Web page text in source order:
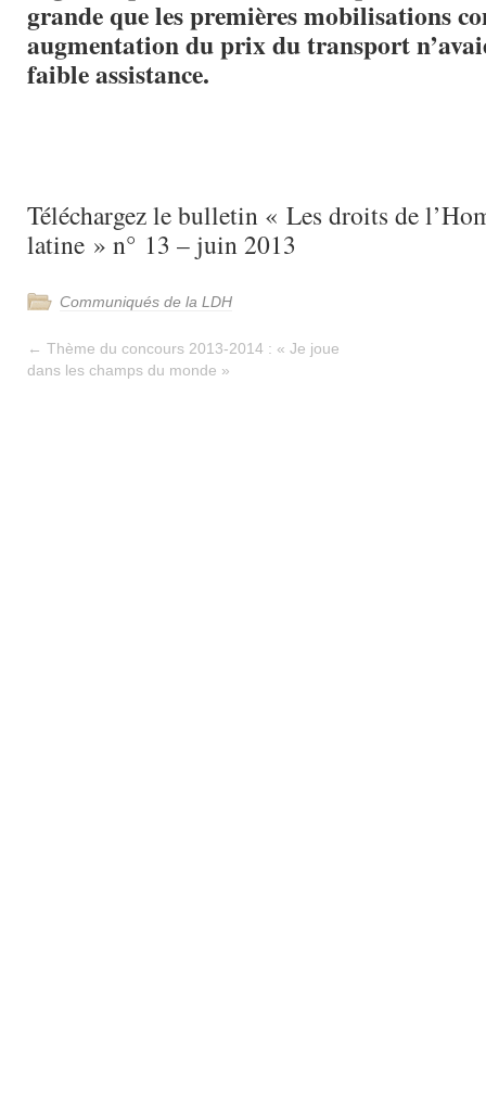
grande que les premières mobilisations
augmentation du prix du transport
faible assistance.
Téléchargez le bulletin « Les droits de
latine » n° 13 – juin 2013
Communiqués de la LDH
← Thème du concours 2013-2014 : « Je joue
dans les champs du monde »